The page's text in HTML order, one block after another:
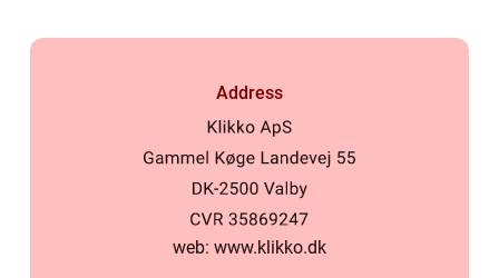
Address
web: www.klikko.dk